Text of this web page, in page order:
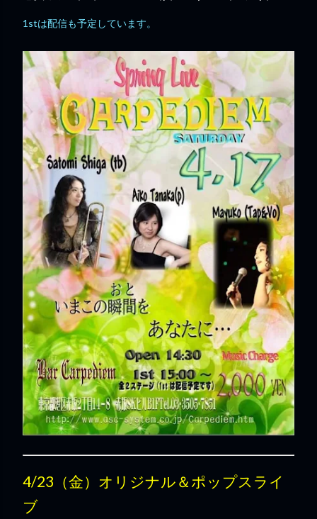
1stは配信も予定しています。
4/23（金）オリジナル＆ポップスライ
ブ